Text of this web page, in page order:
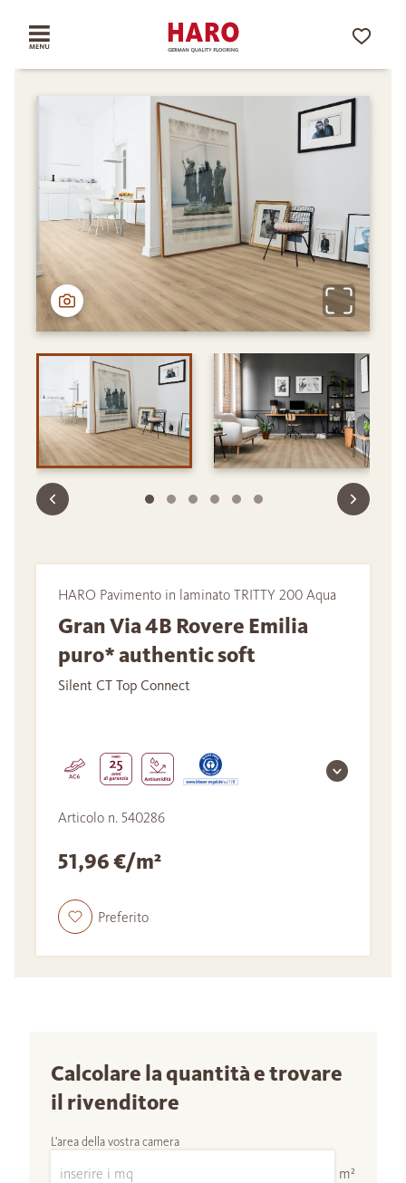
HARO Pavimento in laminato TRITTY 200 Aqua
Gran Via 4B Rovere Emilia
puro* authentic soft
Silent CT Top Connect
Articolo n. 540286
51,96 €/m²
Preferito
Calcolare la quantità e trovare
il rivenditore
L'area della vostra camera
m²